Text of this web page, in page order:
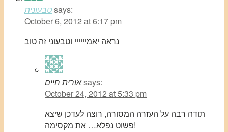
טבעוניתsays:
October 6, 2012 at 6:17 pm
נראה יאמיייייי וטבעוני זה טוב
אורית חייםsays:
October 24, 2012 at 5:33 pm
תודה רבה על העזרה המסורה, רוצה לעדכן שיצא
פשוט נפלא… את מקסימה!